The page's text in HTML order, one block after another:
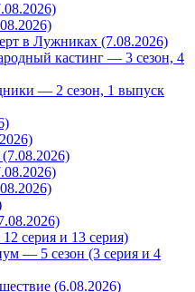
в Лужниках (7.08.2026)
кастинг — 3 сезон, 4
— 2 сезон, 1 выпуск
серия и 13 серия)
— 5 сезон (3 серия и 4
(6.08.2026)